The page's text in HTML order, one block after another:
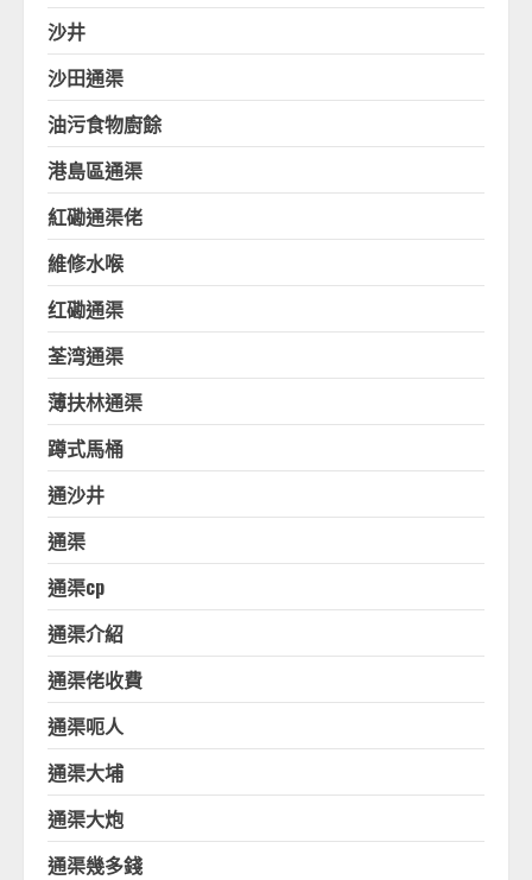
沙井
沙田通渠
油污食物廚餘
港島區通渠
紅磡通渠佬
維修水喉
红磡通渠
荃湾通渠
薄扶林通渠
蹲式馬桶
通沙井
通渠
通渠cp
通渠介紹
通渠佬收費
通渠呃人
通渠大埔
通渠大炮
通渠幾多錢